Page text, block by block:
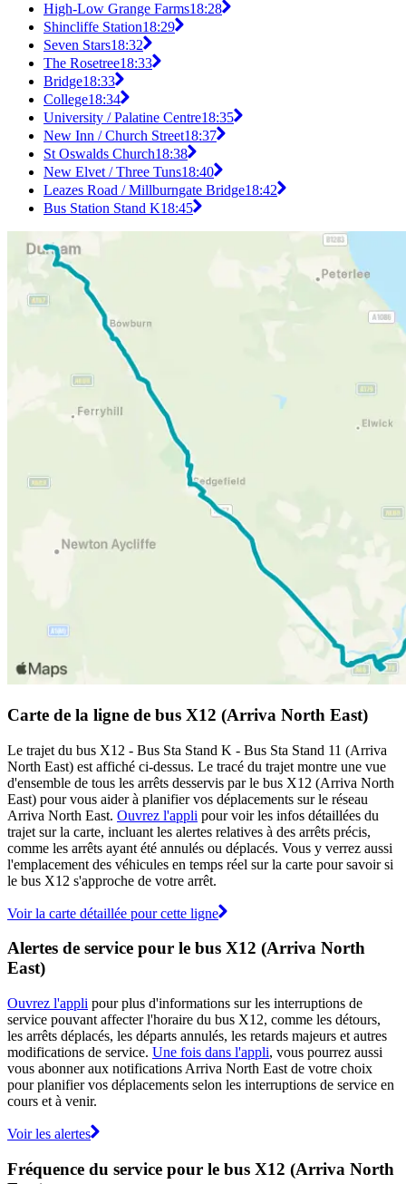
High-Low Grange Farms18:28
Shincliffe Station18:29
Seven Stars18:32
The Rosetree18:33
Bridge18:33
College18:34
University / Palatine Centre18:35
New Inn / Church Street18:37
St Oswalds Church18:38
New Elvet / Three Tuns18:40
Leazes Road / Millburngate Bridge18:42
Bus Station Stand K18:45
Carte de la ligne de bus X12 (Arriva North East)
Le trajet du bus X12 - Bus Sta Stand K - Bus Sta Stand 11 (Arriva
North East) est affiché ci-dessus. Le tracé du trajet montre une vue
d'ensemble de tous les arrêts desservis par le bus X12 (Arriva North
East) pour vous aider à planifier vos déplacements sur le réseau
Arriva North East. Ouvrez l'appli pour voir les infos détaillées du
trajet sur la carte, incluant les alertes relatives à des arrêts précis,
comme les arrêts ayant été annulés ou déplacés. Vous y verrez aussi
l'emplacement des véhicules en temps réel sur la carte pour savoir si
le bus X12 s'approche de votre arrêt.
Voir la carte détaillée pour cette ligne
Alertes de service pour le bus X12 (Arriva North
East)
Ouvrez l'appli pour plus d'informations sur les interruptions de
service pouvant affecter l'horaire du bus X12, comme les détours,
les arrêts déplacés, les départs annulés, les retards majeurs et autres
modifications de service. Une fois dans l'appli, vous pourrez aussi
vous abonner aux notifications Arriva North East de votre choix
pour planifier vos déplacements selon les interruptions de service en
cours et à venir.
Voir les alertes
Fréquence du service pour le bus X12 (Arriva North